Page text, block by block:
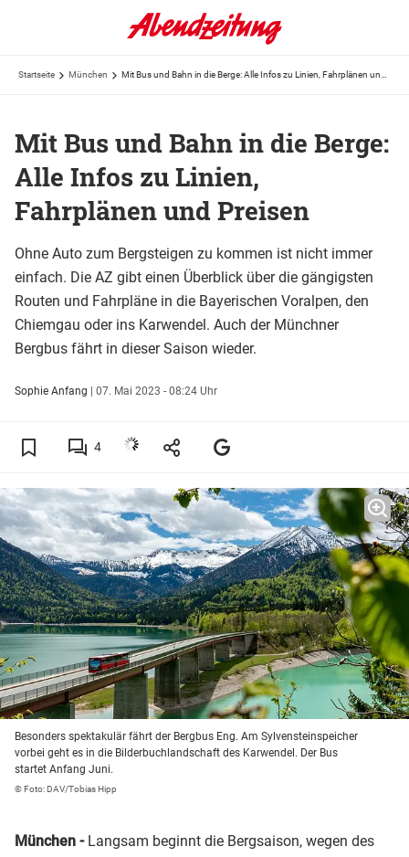
Startseite München
Mit Bus und Bahn in die Berge:
Alle Infos zu Linien,
Fahrplänen und Preisen
Ohne Auto zum Bergsteigen zu kommen ist nicht immer
einfach. Die AZ gibt einen Überblick über die gängigsten
Routen und Fahrpläne in die Bayerischen Voralpen, den
Chiemgau oder ins Karwendel. Auch der Münchner
Bergbus fährt in dieser Saison wieder.
Sophie Anfang | 07. Mai 2023 - 08:24 Uhr
4
Besonders spektakulär fährt der Bergbus Eng. Am Sylvensteinspeicher
vorbei geht es in die Bilderbuchlandschaft des Karwendel. Der Bus
startet Anfang Juni.
© Foto: DAV/Tobias Hipp
München -Langsam beginnt die Bergsaison, wegen des